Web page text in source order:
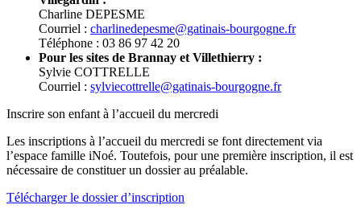
Charline DEPESME
Courriel : charlinedepesme@gatinais-bourgogne.fr
Téléphone : 03 86 97 42 20
Pour les sites de Brannay et Villethierry :
Sylvie COTTRELLE
Courriel : sylviecottrelle@gatinais-bourgogne.fr
Inscrire son enfant à l’accueil du mercredi
Les inscriptions à l’accueil du mercredi se font directement via
l’espace famille iNoé. Toutefois, pour une première inscription, il est
nécessaire de constituer un dossier au préalable.
Télécharger le dossier d’inscription